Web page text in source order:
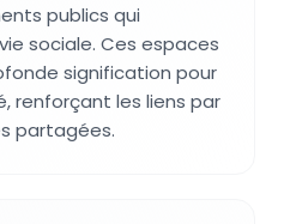
publics qui
sociale. Ces espaces
signification pour
renforçant les liens par
partagées.